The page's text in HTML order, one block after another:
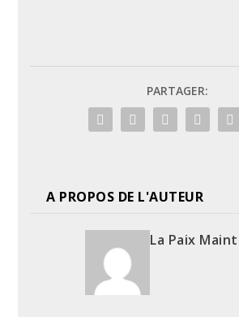
PARTAGER:
A PROPOS DE L'AUTEUR
La Paix